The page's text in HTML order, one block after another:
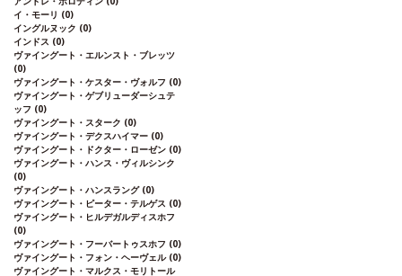
イ・モーリ (0)
イングルヌック (0)
インドス (0)
ヴァイングート・エルンスト・ブレッツ
(0)
ヴァイングート・ケスター・ヴォルフ (0)
ヴァイングート・ゲブリューダーシュテ
ッフ (0)
ヴァイングート・スターク (0)
ヴァイングート・デクスハイマー (0)
ヴァイングート・ドクター・ローゼン (0)
ヴァイングート・ハンス・ヴィルシンク
(0)
ヴァイングート・ハンスラング (0)
ヴァイングート・ピーター・テルゲス (0)
ヴァイングート・ヒルデガルディスホフ
(0)
ヴァイングート・フーバートゥスホフ (0)
ヴァイングート・フォン・ヘーヴェル (0)
ヴァイングート・マルクス・モリトール